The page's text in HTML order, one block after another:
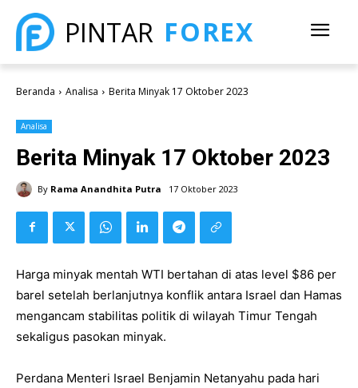
PINTAR FOREX
Beranda Analisa Berita Minyak 17 Oktober 2023
Analisa
Berita Minyak 17 Oktober 2023
By Rama Anandhita Putra 17 Oktober 2023
Harga minyak mentah WTI bertahan di atas level $86 per
barel setelah berlanjutnya konflik antara Israel dan Hamas
mengancam stabilitas politik di wilayah Timur Tengah
sekaligus pasokan minyak.
Perdana Menteri Israel Benjamin Netanyahu pada hari